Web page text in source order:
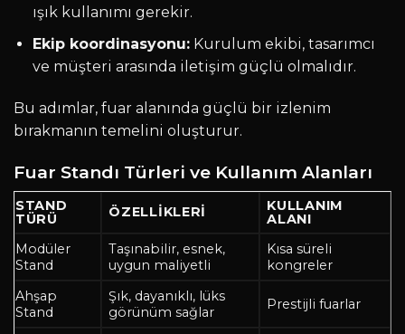
ışık kullanımı gerekir.
Ekip koordinasyonu:Kurulum ekibi, tasarımcı
ve müşteri arasında iletişim güçlü olmalıdır.
Bu adımlar, fuar alanında güçlü bir izlenim
bırakmanın temelini oluşturur.
Fuar Standı Türleri ve Kullanım Alanları
STAND
TÜRÜ
ÖZELLIKLERI
KULLANIM
ALANI
Modüler
Stand
Taşınabilir, esnek,
uygun maliyetli
Kısa süreli
kongreler
Ahşap
Stand
Şık, dayanıklı, lüks
görünüm sağlar
Prestijli fuarlar